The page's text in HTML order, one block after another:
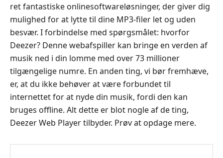
ret fantastiske onlinesoftwareløsninger, der giver dig
mulighed for at lytte til dine MP3‑filer let og uden
besvær. I forbindelse med spørgsmålet: hvorfor
Deezer? Denne webafspiller kan bringe en verden af
musik ned i din lomme med over 73 millioner
tilgængelige numre. En anden ting, vi bør fremhæve,
er, at du ikke behøver at være forbundet til
internettet for at nyde din musik, fordi den kan
bruges offline. Alt dette er blot nogle af de ting,
Deezer Web Player tilbyder. Prøv at opdage mere.